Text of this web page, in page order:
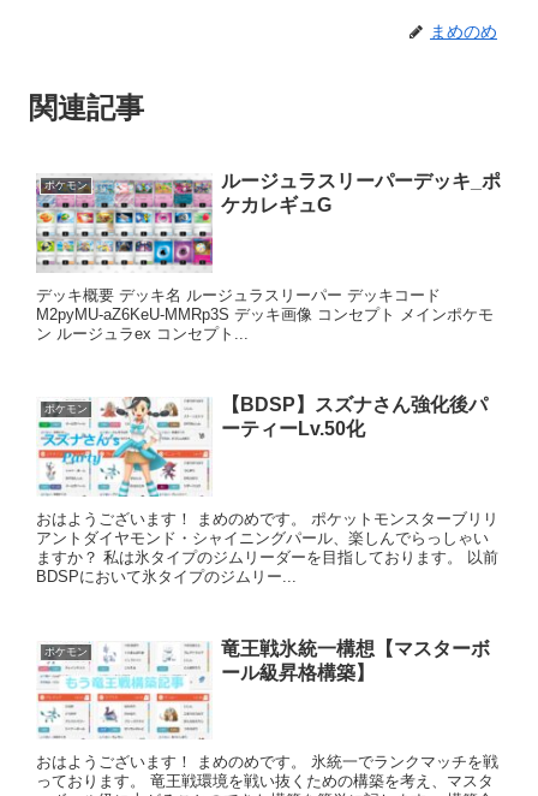
まめのめ
関連記事
ポケモン
ルージュラスリーパーデッキ_ポ
ケカレギュG
デッキ概要 デッキ名 ルージュラスリーパー デッキコード
M2pyMU-aZ6KeU-MMRp3S デッキ画像 コンセプト メインポケモ
ン ルージュラex コンセプト...
ポケモン
【BDSP】スズナさん強化後パ
ーティーLv.50化
おはようございます！ まめのめです。 ポケットモンスターブリリ
アントダイヤモンド・シャイニングパール、楽しんでらっしゃい
ますか？ 私は氷タイプのジムリーダーを目指しております。 以前
BDSPにおいて氷タイプのジムリー...
ポケモン
竜王戦氷統一構想【マスターボ
ール級昇格構築】
おはようございます！ まめのめです。 氷統一でランクマッチを戦
っております。 竜王戦環境を戦い抜くための構築を考え、マスタ